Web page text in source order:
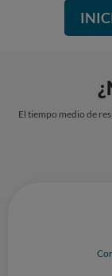
El tiempo medio de